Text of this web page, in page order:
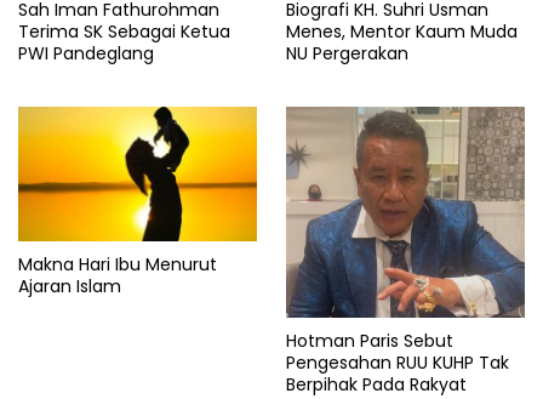
Menangis
Sah Iman Fathurohman
Terima SK Sebagai Ketua
PWI Pandeglang
Biografi KH. Suhri Usman
Menes, Mentor Kaum Muda
NU Pergerakan
Makna Hari Ibu Menurut
Ajaran Islam
Hotman Paris Sebut
Pengesahan RUU KUHP Tak
Berpihak Pada Rakyat